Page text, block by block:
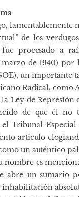
lamentablemente
de los
fue procesado a
de 1940)
un importante
Radical, como
la Ley de
de que él no
el Tribunal
artículo
un auténtico
nombre es
abre un sumario